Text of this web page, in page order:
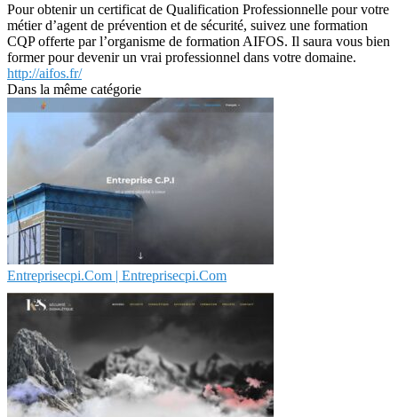
Pour obtenir un certificat de Qualification Professionnelle pour votre
métier d’agent de prévention et de sécurité, suivez une formation
CQP offerte par l’organisme de formation AIFOS. Il saura vous bien
former pour devenir un vrai professionnel dans votre domaine.
http://aifos.fr/
Dans la même catégorie
Entreprisecpi.Com | Entreprisecpi.Com